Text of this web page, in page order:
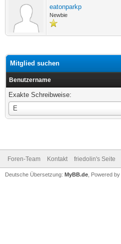
eatonparkp
Newbie
Mitglied suchen
Benutzername
Exakte Schreibweise:
E
Benutzername
Foren-Team Kontakt friedolin's Seite
Deutsche Übersetzung: MyBB.de , Powered by